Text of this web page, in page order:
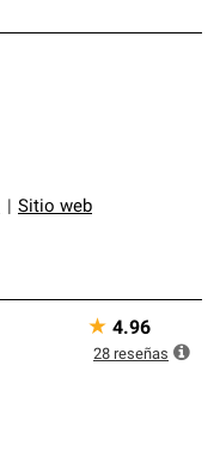
Sitio web
★ 4.96
28 reseñas